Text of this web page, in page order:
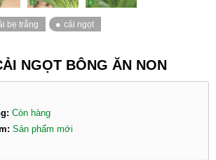
NGỌT BÔNG ĂN NON
Còn hàng
Sản phẩm mới